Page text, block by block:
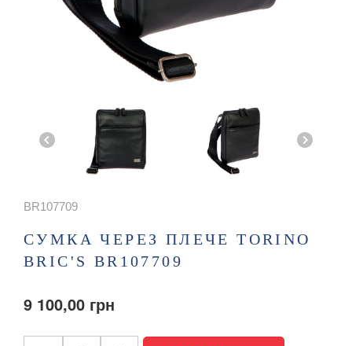
BR107709
СУМКА ЧЕРЕЗ ПЛЕЧЕ TORINO
BRIC'S BR107709
9 100,00 грн